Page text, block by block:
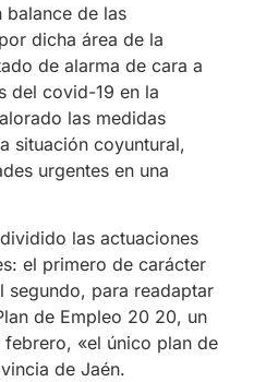
balance de las
dicha área de la
de alarma de cara a
del covid-19 en la
las medidas
situación coyuntural,
urgentes en una
las actuaciones
el primero de carácter
segundo, para readaptar
de Empleo 20 20, un
«el único plan de
de Jaén.